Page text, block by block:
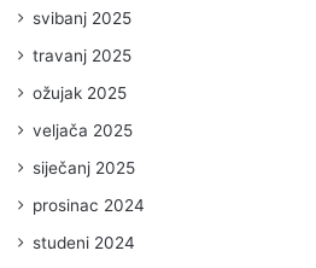
svibanj 2025
travanj 2025
ožujak 2025
veljača 2025
siječanj 2025
prosinac 2024
studeni 2024